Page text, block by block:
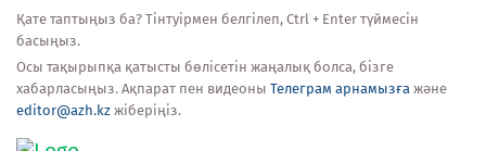
Қате таптыңыз ба? Тінтуірмен белгілеп, Ctrl + Enter түймесін
басыңыз.
Осы тақырыпқа қатысты бөлісетін жаңалық болса, бізге
хабарласыңыз. Ақпарат пен видеоны Телеграм арнамызға және
editor@azh.kz жіберіңіз.